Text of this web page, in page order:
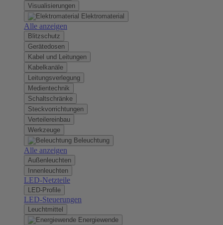
Visualisierungen
Elektromaterial
Alle anzeigen
Blitzschutz
Gerätedosen
Kabel und Leitungen
Kabelkanäle
Leitungsverlegung
Medientechnik
Schaltschränke
Steckvorrichtungen
Verteilereinbau
Werkzeuge
Beleuchtung
Alle anzeigen
Außenleuchten
Innenleuchten
LED-Netzteile
LED-Profile
LED-Steuerungen
Leuchtmittel
Energiewende